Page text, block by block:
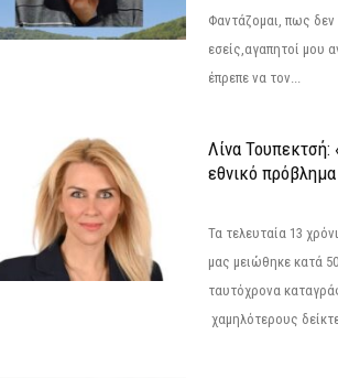
Φαντάζομαι, πως δεν
εσείς,αγαπητοί μου
έπρεπε να τον...
Λίνα Τουπεκτσή:
εθνικό πρόβλημα
Τα τελευταία 13
μας μειώθηκε κατά
ταυτόχρονα
χαμηλότερους